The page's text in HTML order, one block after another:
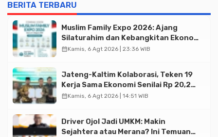
BERITA TERBARU
Muslim Family Expo 2026: Ajang
Silaturahim dan Kebangkitan Ekonomi
Halal di Jakarta
calendar_monthKamis, 6 Agt 2026 | 23:36 WIB
Jateng-Kaltim Kolaborasi, Teken 19
Kerja Sama Ekonomi Senilai Rp 20,2
Triliun
calendar_monthKamis, 6 Agt 2026 | 14:51 WIB
Driver Ojol Jadi UMKM: Makin
Sejahtera atau Merana? Ini Temuan